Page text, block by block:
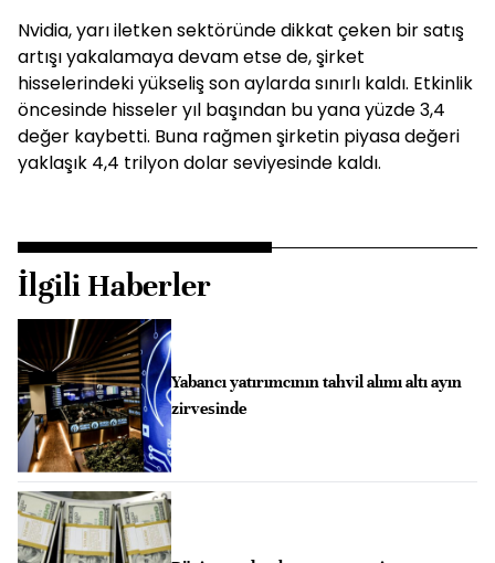
Nvidia, yarı iletken sektöründe dikkat çeken bir satış
artışı yakalamaya devam etse de, şirket
hisselerindeki yükseliş son aylarda sınırlı kaldı. Etkinlik
öncesinde hisseler yıl başından bu yana yüzde 3,4
değer kaybetti. Buna rağmen şirketin piyasa değeri
yaklaşık 4,4 trilyon dolar seviyesinde kaldı.
İlgili Haberler
Yabancı yatırımcının tahvil alımı altı ayın
zirvesinde